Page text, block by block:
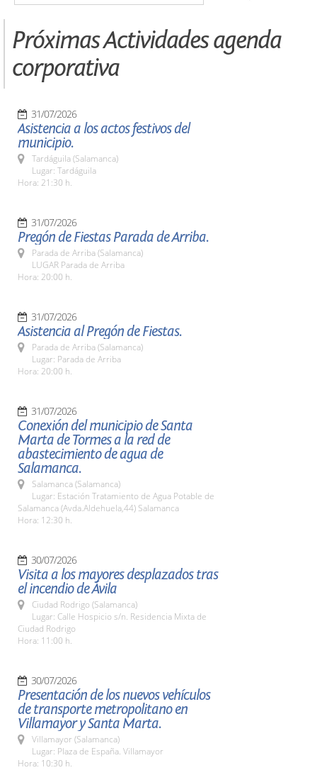
Próximas Actividades agenda
corporativa
31/07/2026
Asistencia a los actos festivos del
municipio.
Tardáguila (Salamanca)
Lugar: Tardáguila
Hora: 21:30 h.
31/07/2026
Pregón de Fiestas Parada de Arriba.
Parada de Arriba (Salamanca)
LUGAR Parada de Arriba
Hora: 20:00 h.
31/07/2026
Asistencia al Pregón de Fiestas.
Parada de Arriba (Salamanca)
Lugar: Parada de Arriba
Hora: 20:00 h.
31/07/2026
Conexión del municipio de Santa
Marta de Tormes a la red de
abastecimiento de agua de
Salamanca.
Salamanca (Salamanca)
Lugar: Estación Tratamiento de Agua Potable de
Salamanca (Avda.Aldehuela,44) Salamanca
Hora: 12:30 h.
30/07/2026
Visita a los mayores desplazados tras
el incendio de Ávila
Ciudad Rodrigo (Salamanca)
Lugar: Calle Hospicio s/n. Residencia Mixta de
Ciudad Rodrigo
Hora: 11:00 h.
30/07/2026
Presentación de los nuevos vehículos
de transporte metropolitano en
Villamayor y Santa Marta.
Villamayor (Salamanca)
Lugar: Plaza de España. Villamayor
Hora: 10:30 h.